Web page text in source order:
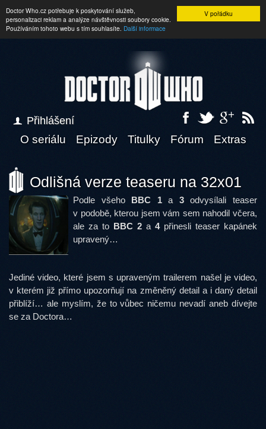
V pořádku
Doctor Who.cz potřebuje k poskytování služeb,
personalizaci reklam a analýze návštěvnosti soubory cookie.
Používáním tohoto webu s tím souhlasíte. Další informace
Přihlášení
O seriálu Epizody Titulky Fórum Extras
Odlišná verze teaseru na 32x01
Podle všeho BBC 1a 3odvysílali teaser
v podobě, kterou jsem vám sem nahodil včera,
ale za to BBC 2 a 4přinesli teaser kapánek
upravený…
Jediné video, které jsem s upraveným trailerem našel je video,
v kterém již přímo upozorňují na změněný detail a i daný detail
přiblíží… ale myslím, že to vůbec ničemu nevadí aneb dívejte
se za Doctora…